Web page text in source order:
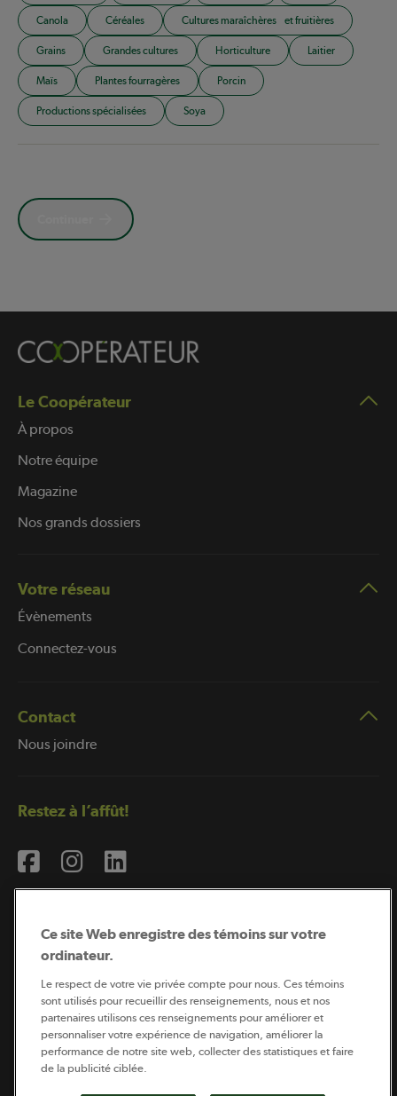
Canola Céréales Cultures maraîchères et fruitières
Grains Grandes cultures Horticulture Laitier
Maïs Plantes fourragères Porcin
Productions spécialisées Soya
Le Coopérateur
À propos
Notre équipe
Magazine
Nos grands dossiers
Votre réseau
Évènements
Connectez-vous
Contact
Nous joindre
Restez à l’affût!
Coopérateur est publié par Sollio Groupe Coopératif.
Il est l’outil d’information de la coopération agricole
québécoise.
Ce site Web enregistre des témoins sur votre
ordinateur.
Le respect de votre vie privée compte pour nous. Ces témoins
sont utilisés pour recueillir des renseignements, nous et nos
partenaires utilisons ces renseignements pour améliorer et
personnaliser votre expérience de navigation, améliorer la
performance de notre site web, collecter des statistiques et faire
de la publicité ciblée.